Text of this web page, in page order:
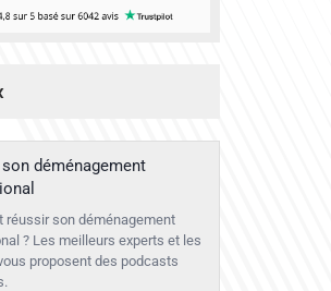
déménagement
réussir son déménagement
? Les meilleurs experts et les
proposent des podcasts